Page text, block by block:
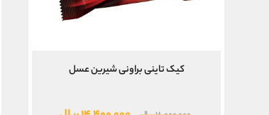
کیک تاینی براونی شیرین عسل